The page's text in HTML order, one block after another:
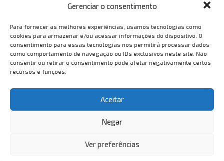
Gerenciar o consentimento
Para fornecer as melhores experiências, usamos tecnologias como
cookies para armazenar e/ou acessar informações do dispositivo. O
consentimento para essas tecnologias nos permitirá processar dados
como comportamento de navegação ou IDs exclusivos neste site. Não
consentir ou retirar o consentimento pode afetar negativamente certos
recursos e funções.
Aceitar
Negar
Ver preferências
Em nosso último tour pela Europa, realizado entre os dias 10 e 25
de março, um dos destinos que tivemos o prazer de visitar
novamente foi Paris. E...